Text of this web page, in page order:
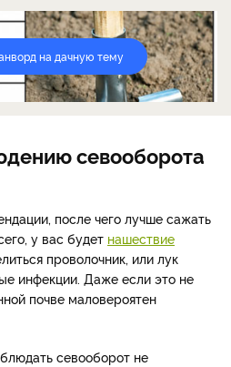
на дачную тему
севооборота
после чего лучше сажать
у вас будет нашествие
проволочник, или лук
инфекции. Даже если это не
почве маловероятен
севооборот не